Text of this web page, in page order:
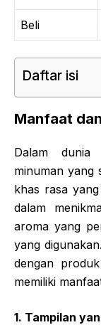
Beli
Daftar isi
Manfaat
Dalam dunia
minuman yang
khas rasa
dalam
aroma yang
yang
dengan
memiliki
1. Tampilan